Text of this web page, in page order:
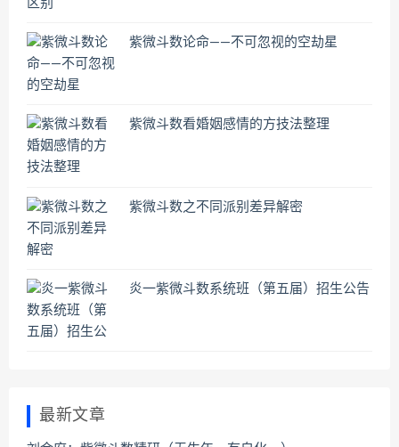
紫微斗数论命——不可忽视的空劫星
紫微斗数看婚姻感情的方技法整理
紫微斗数之不同派别差异解密
炎一紫微斗数系统班（第五届）招生公告
最新文章